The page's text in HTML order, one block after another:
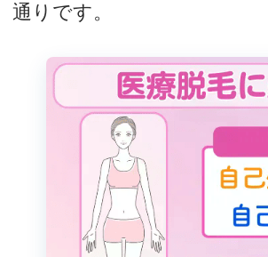
通りです。